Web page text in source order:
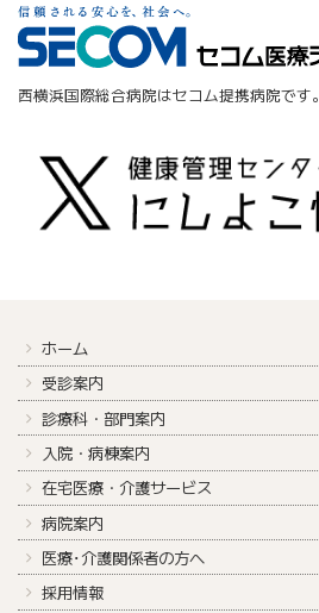
西横浜国際総合病院はセコム提携病院です。
ホーム
受診案内
診療科・部門案内
入院・病棟案内
在宅医療・介護サービス
病院案内
医療･介護関係者の方へ
採用情報